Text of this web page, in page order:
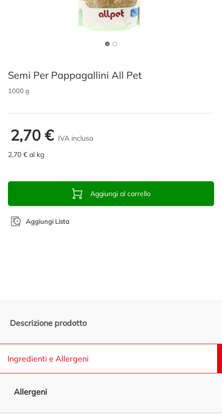
Semi Per Pappagallini All Pet
1000 g
2,70 € IVA inclusa
2,70 € al kg
Aggiungi al carrello
Aggiungi Lista
Descrizione prodotto
Ingredienti e Allergeni
Allergeni